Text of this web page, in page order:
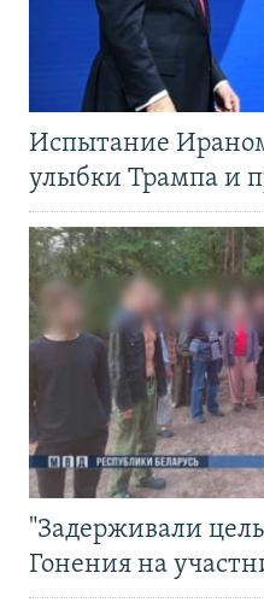
Испытание
улыбки Трампа и
"Задерживали
Гонения на